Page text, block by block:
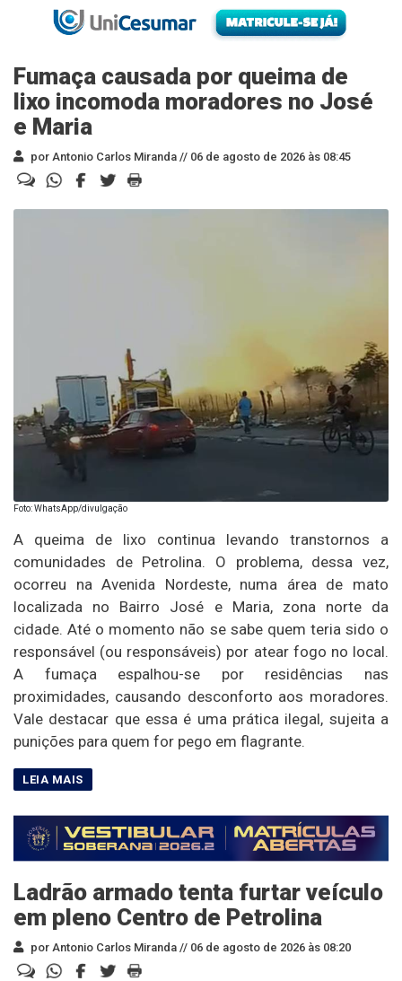
Fumaça causada por queima de
lixo incomoda moradores no José
e Maria
por Antonio Carlos Miranda // 06 de agosto de 2026 às 08:45
Foto: WhatsApp/divulgação
A queima de lixo continua levando transtornos a
comunidades de Petrolina. O problema, dessa vez,
ocorreu na Avenida Nordeste, numa área de mato
localizada no Bairro José e Maria, zona norte da
cidade. Até o momento não se sabe quem teria sido o
responsável (ou responsáveis) por atear fogo no local.
A fumaça espalhou-se por residências nas
proximidades, causando desconforto aos moradores.
Vale destacar que essa é uma prática ilegal, sujeita a
punições para quem for pego em flagrante.
Ladrão armado tenta furtar veículo
em pleno Centro de Petrolina
por Antonio Carlos Miranda // 06 de agosto de 2026 às 08:20